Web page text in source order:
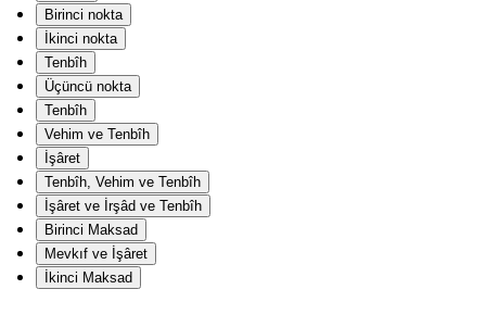
Birinci nokta
İkinci nokta
Tenbîh
Üçüncü nokta
Tenbîh
Vehim ve Tenbîh
İşâret
Tenbîh, Vehim ve Tenbîh
İşâret ve İrşâd ve Tenbîh
Birinci Maksad
Mevkıf ve İşâret
İkinci Maksad